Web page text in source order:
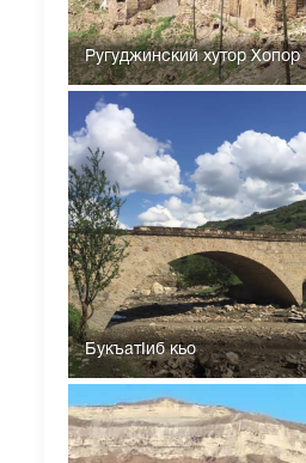
Ругуджинский хутор Хопор
БукъатIиб кьо